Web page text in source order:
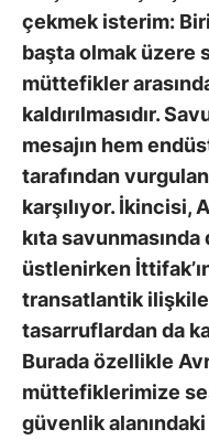
çekmek isterim:
başta olmak üzere
müttefikler
kaldırılmasıdır.
mesajın hem
tarafından
karşılıyor. İkincisi,
kıta
üstlenirken
transatlantik
tasarruflardan da
Burada özellikle
müttefiklerimize
güvenlik